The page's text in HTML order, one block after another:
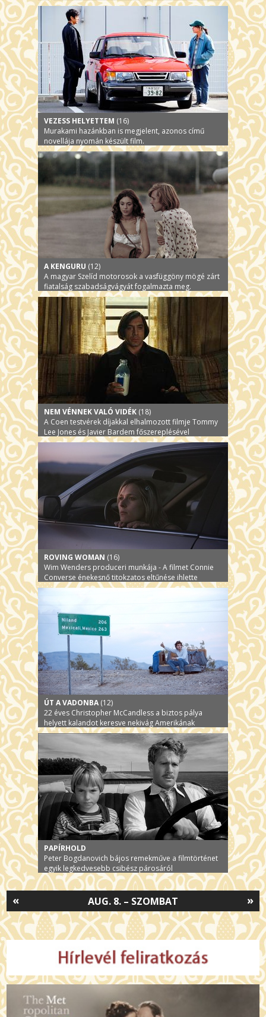
VEZESS HELYETTEM (16)
Murakami hazánkban is megjelent, azonos című
novellája nyomán készült film.
A KENGURU (12)
A magyar Szelíd motorosok a vasfüggöny mögé zárt
fiatalság szabadságvágyát fogalmazta meg.
NEM VÉNNEK VALÓ VIDÉK (18)
A Coen testvérek díjakkal elhalmozott filmje Tommy
Lee Jones és Javier Bardem főszereplésével
ROVING WOMAN (16)
Wim Wenders produceri munkája - A filmet Connie
Converse énekesnő titokzatos eltűnése ihlette
ÚT A VADONBA (12)
22 éves Christopher McCandless a biztos pálya
helyett kalandot keresve nekivág Amerikának
PAPÍRHOLD
Peter Bogdanovich bájos remekműve a filmtörténet
egyik legkedvesebb csibész párosáról
»
AUG. 8. – SZOMBAT
«